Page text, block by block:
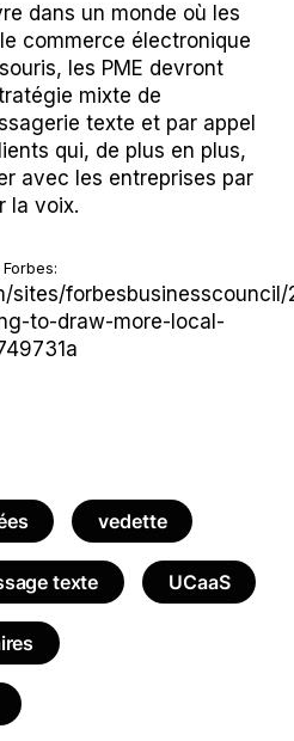
dans un monde où les
commerce électronique
les PME devront
mixte de
texte et par appel
qui, de plus en plus,
avec les entreprises par
la voix.
sites/forbesbusinesscouncil/
to-draw-more-local-
vedette
texte UCaaS